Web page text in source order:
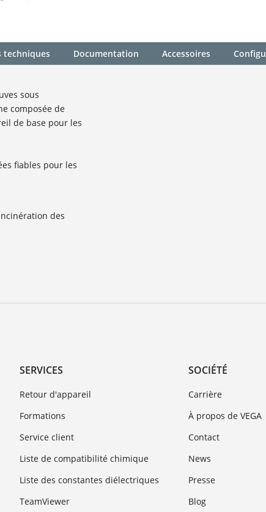
techniques Documentation Accessoires
sous
composée de
de base pour les
fiables pour les
des
SERVICES
Retour d'appareil
Formations
Service client
Liste de compatibilité chimique
Liste des constantes diélectriques
TeamViewer
SOCIÉTÉ
Carrière
À propos de VEGA
Contact
News
Presse
Blog